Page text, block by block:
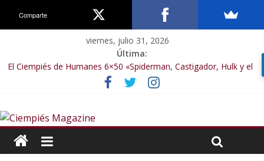
viernes, julio 31, 2026
Última:
El Ciempiés de Humanes 6×50 «Spiderman, Castigador, Hulk y el
final de la sexta temporada»
El Ciempiés de Humanes 6×49 «Kiritaaaaa»
El Ciempiés de Humanes 6×47 «De nada por nada»
El Ciempiés de Humanes 6×46 «Ciudadano Minion»
Comparte